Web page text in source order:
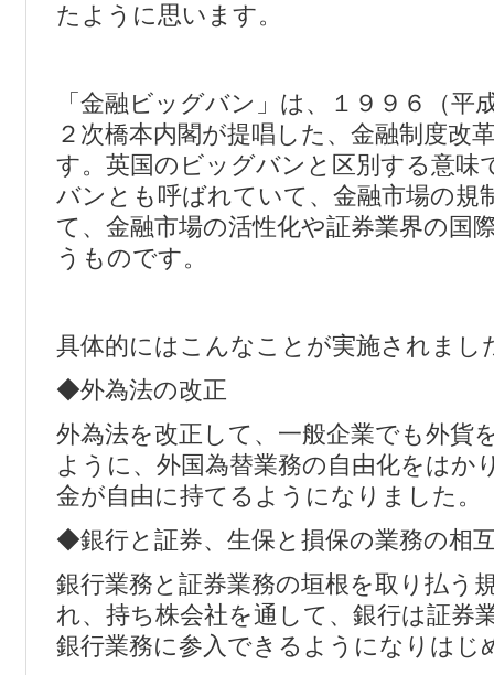
たように思います。
「金融ビッグバン」は、１９９６（平
２次橋本内閣が提唱した、金融制度改
す。英国のビッグバンと区別する意味
バンとも呼ばれていて、金融市場の規
て、金融市場の活性化や証券業界の国
うものです。
具体的にはこんなことが実施されまし
◆外為法の改正
外為法を改正して、一般企業でも外貨
ように、外国為替業務の自由化をはか
金が自由に持てるようになりました。
◆銀行と証券、生保と損保の業務の相
銀行業務と証券業務の垣根を取り払う
れ、持ち株会社を通して、銀行は証券
銀行業務に参入できるようになりはじ